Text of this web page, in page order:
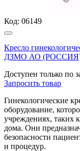
Код: 06149
Кресло
ДЗМО АО
Доступен только по
Запросить товар
Гинекологические
оборудование,
учреждениях, таких
дома. Они
безопасности
и процедур.